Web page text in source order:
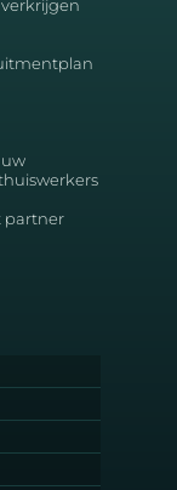
partner